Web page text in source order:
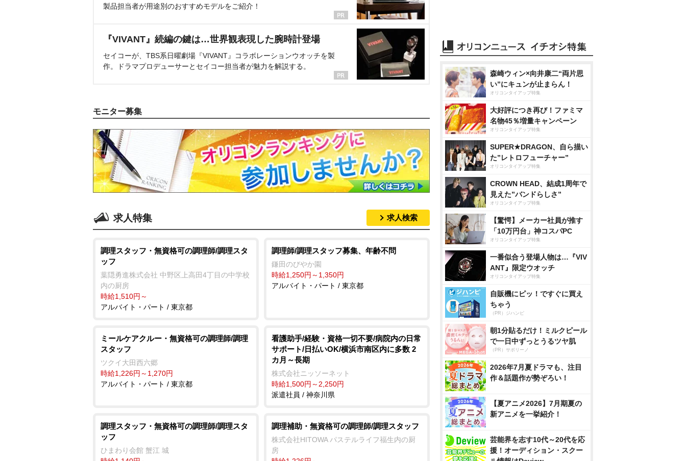
製品担当者が用途別のおすすめモデルをご紹介！
『VIVANT』続編の鍵は…世界観表現した腕時計登場
セイコーが、TBS系日曜劇場『VIVANT』コラボレーションウオッチを製
作。ドラマプロデューサーとセイコー担当者が魅力を解説する。
モニター募集
求人特集 求人検索
調理スタッフ・無資格可の調理師/調理スタ
ッフ
葉隠勇進株式会社 中野区上高田4丁目の中学校
内の厨房
時給1,510円～
アルバイト・パート / 東京都
調理師/調理スタッフ募集、年齢不問
鎌田のびやか園
時給1,250円～1,350円
アルバイト・パート / 東京都
ミールケアクルー・無資格可の調理師/調理
スタッフ
ツクイ大田西六郷
時給1,226円～1,270円
アルバイト・パート / 東京都
看護助手/経験・資格一切不要/病院内の日常
サポート/日払いOK/横浜市南区内に多数 2
カ月～長期
株式会社ニッソーネット
時給1,500円～2,250円
派遣社員 / 神奈川県
調理スタッフ・無資格可の調理師/調理スタ
ッフ
ひまわり会館 蟹江 城
調理補助・無資格可の調理師/調理スタッフ
株式会社HITOWA パステルライフ福生内の厨
房
森崎ウィン×向井康二“両片思
い”にキュンが止まらん！
オリコンタイアップ特集
大好評につき再び！ファミマ
名物45％増量キャンペーン
オリコンタイアップ特集
SUPER★DRAGON、自ら描い
た”レトロフューチャー”
オリコンタイアップ特集
CROWN HEAD、結成1周年で
見えた”バンドらしさ”
オリコンタイアップ特集
【驚愕】メーカー社員が推す
「10万円台」神コスパPC
オリコンタイアップ特集
一番似合う登場人物は…『VIV
ANT』限定ウオッチ
オリコンタイアップ特集
自販機にピッ！ですぐに買え
ちゃう
（PR）ジハンピ
朝1分貼るだけ！ミルクピール
で一日中ずっとうるツヤ肌
（PR）サボリーノ
2026年7月夏ドラマも、注目
作＆話題作が勢ぞろい！
【夏アニメ2026】7月期夏の
新アニメを一挙紹介！
芸能界を志す10代～20代を応
援！オーディション・スクー